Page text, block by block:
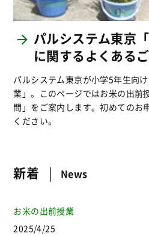
パルシステム東京
に関するよくある
パルシステム東京が小学5年生向
業」。このページではお米の出前
問」をご案内します。初めてのお
ください。
新着 News
お米の出前授業
2025/4/25